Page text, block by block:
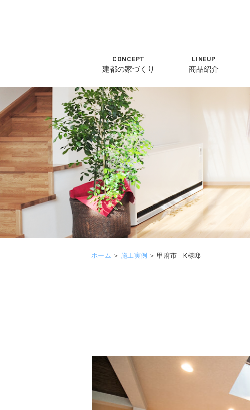
CONCEPT
建都の家づくり
LINEUP
商品紹介
ホーム ＞ 施工実例 ＞ 甲府市 K様邸